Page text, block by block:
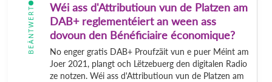
BEÄNTWERT
Wéi ass d'Attributioun vun de Platzen am
DAB+ reglementéiert an ween ass
dovoun den Bénéficiaire économique?
No enger gratis DAB+ Proufzäit vun e puer Méint am
Joer 2021, plangt och Lëtzebuerg den digitalen Radio
ze notzen. Wéi ass d'Attributioun vun de Platzen am